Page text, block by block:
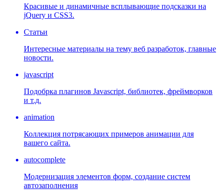
Красивые и динамичные всплывающие подсказки на
jQuery и CSS3.
Статьи
Интересные материалы на тему веб разработок, главные
новости.
javascript
Подобрка плагинов Javascript, библиотек, фреймворков
и т.д.
animation
Коллекция потрясающих примеров анимации для
вашего сайта.
autocomplete
Модернизация элементов форм, создание систем
автозаполнения